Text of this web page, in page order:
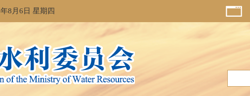
8月6日 星期四